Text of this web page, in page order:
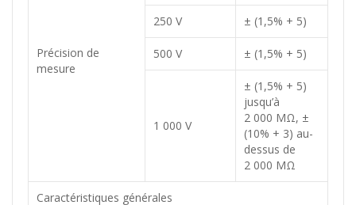
Précision de
mesure
250 V ± (1,5% + 5)
500 V ± (1,5% + 5)
1 000 V
± (1,5% + 5)
jusqu’à
2 000 MΩ, ±
(10% + 3) au-
dessus de
2 000 MΩ
Caractéristiques générales